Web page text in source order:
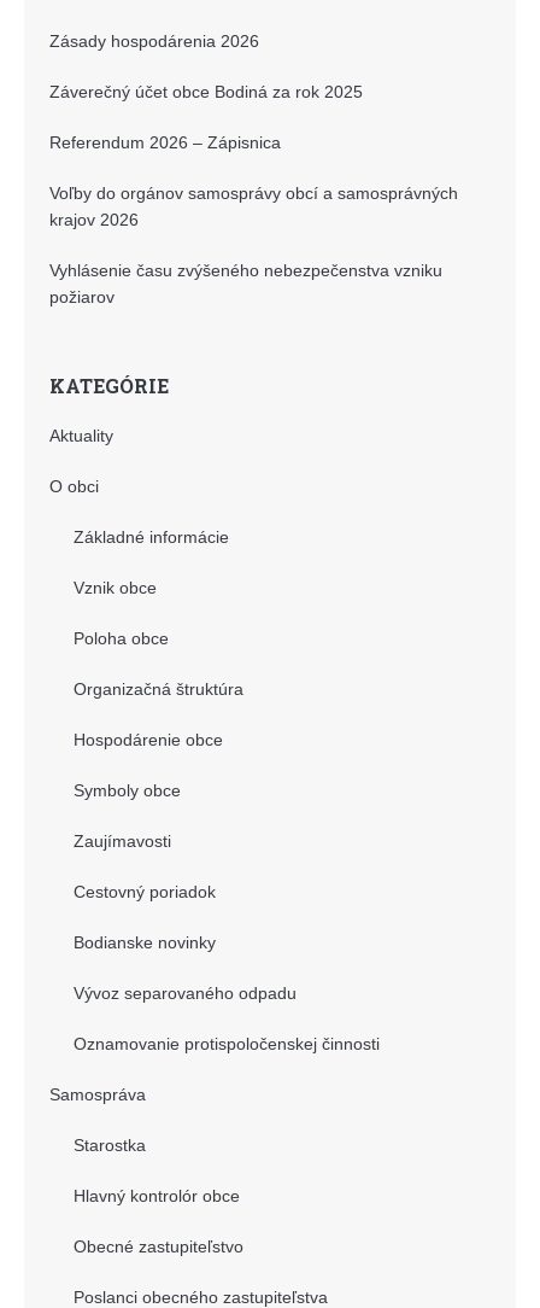
Zásady hospodárenia 2026
Záverečný účet obce Bodiná za rok 2025
Referendum 2026 – Zápisnica
Voľby do orgánov samosprávy obcí a samosprávných
krajov 2026
Vyhlásenie času zvýšeného nebezpečenstva vzniku
požiarov
KATEGÓRIE
Aktuality
O obci
Základné informácie
Vznik obce
Poloha obce
Organizačná štruktúra
Hospodárenie obce
Symboly obce
Zaujímavosti
Cestovný poriadok
Bodianske novinky
Vývoz separovaného odpadu
Oznamovanie protispoločenskej činnosti
Samospráva
Starostka
Hlavný kontrolór obce
Obecné zastupiteľstvo
Poslanci obecného zastupiteľstva